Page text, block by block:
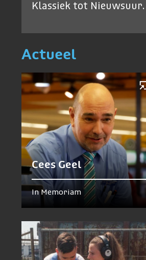
Klassiek tot Nieuwsuur.
Actueel
Cees Geel
In Memoriam